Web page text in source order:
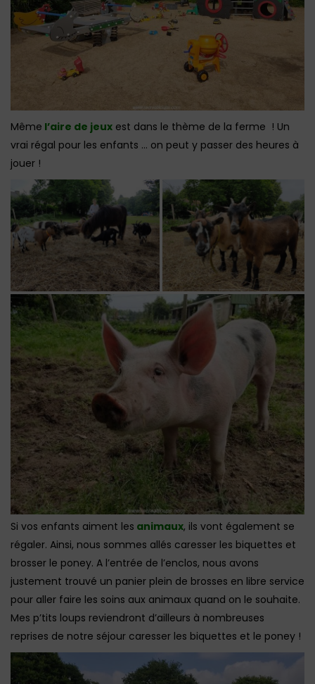
Même l’aire de jeux est dans le thème de la ferme ! Un
vrai régal pour les enfants … on peut y passer des heures à
jouer !
Si vos enfants aiment les animaux, ils vont également se
régaler. Ainsi, nous sommes allés caresser les biquettes et
brosser le poney. A l’entrée de l’enclos, nous avons
justement trouvé un panier plein de brosses en libre service
pour aller faire les soins aux animaux quand on le souhaite.
Mes p’tits loups reviendront d’ailleurs à nombreuses
reprises de notre séjour caresser les biquettes et le poney !